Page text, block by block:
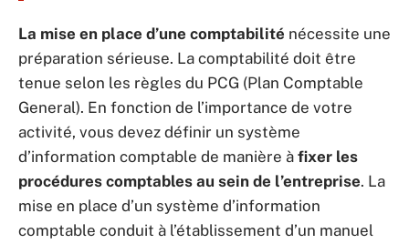
La mise en place d’une comptabilité nécessite une
préparation sérieuse. La comptabilité doit être
tenue selon les règles du PCG (Plan Comptable
General). En fonction de l’importance de votre
activité, vous devez définir un système
d’information comptable de manière à fixer les
procédures comptables au sein de l’entreprise. La
mise en place d’un système d’information
comptable conduit à l’établissement d’un manuel